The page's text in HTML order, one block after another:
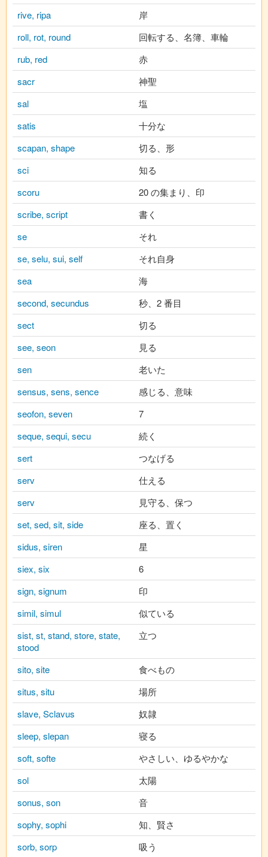
rive, ripa
岸
roll, rot, round
回転する、名簿、車輪
rub, red
赤
sacr
神聖
sal
塩
satis
十分な
scapan, shape
切る、形
sci
知る
scoru
20 の集まり、印
scribe, script
書く
se
それ
se, selu, sui, self
それ自身
sea
海
second, secundus
秒、2 番目
sect
切る
see, seon
見る
sen
老いた
sensus, sens, sence
感じる、意味
seofon, seven
7
seque, sequi, secu
続く
sert
つなげる
serv
仕える
serv
見守る、保つ
set, sed, sit, side
座る、置く
sidus, siren
星
siex, six
6
sign, signum
印
simil, simul
似ている
sist, st, stand, store, state,
stood
立つ
sito, site
食べもの
situs, situ
場所
slave, Sclavus
奴隷
sleep, slepan
寝る
soft, softe
やさしい、ゆるやかな
sol
太陽
sonus, son
音
sophy, sophi
知、賢さ
sorb, sorp
吸う